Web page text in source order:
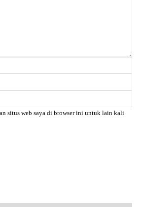
situs web saya di browser ini untuk lain kali